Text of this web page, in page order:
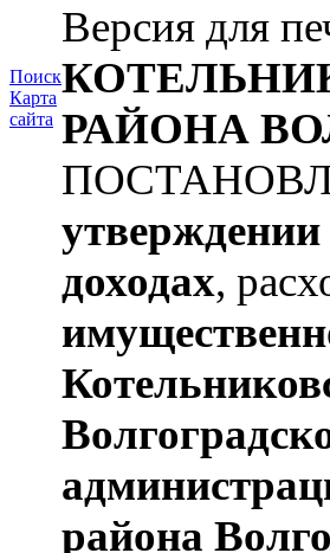
Поиск
Карта
сайта
Версия для
РАЙОНА
утверждении
доходах,
района